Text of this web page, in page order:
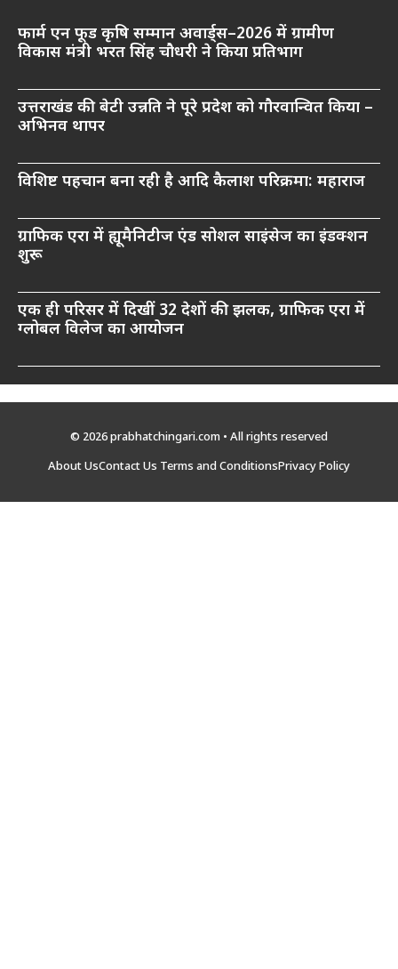
फार्म एन फूड कृषि सम्मान अवार्ड्स–2026 में ग्रामीण
विकास मंत्री भरत सिंह चौधरी ने किया प्रतिभाग
उत्तराखंड की बेटी उन्नति ने पूरे प्रदेश को गौरवान्वित किया –
अभिनव थापर
विशिष्ट पहचान बना रही है आदि कैलाश परिक्रमा: महाराज
ग्राफिक एरा में ह्यूमैनिटीज एंड सोशल साइंसेज का इंडक्शन
शुरू
एक ही परिसर में दिखीं 32 देशों की झलक, ग्राफिक एरा में
ग्लोबल विलेज का आयोजन
© 2026 prabhatchingari.com • All rights reserved
About UsContact Us Terms and ConditionsPrivacy Policy